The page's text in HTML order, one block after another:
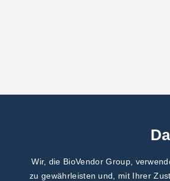
Wir, die BioVendor Group,
zu gewährleisten und, mit Ihrer